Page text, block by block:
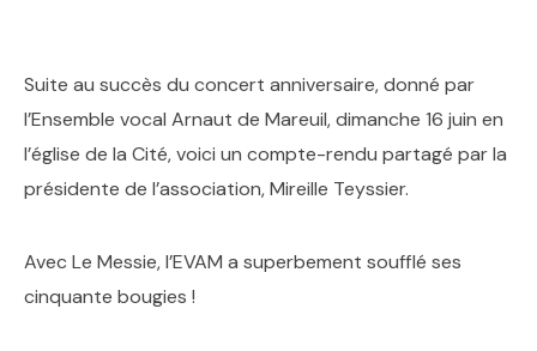
Suite au succès du concert anniversaire, donné par
l’Ensemble vocal Arnaut de Mareuil, dimanche 16 juin en
l’église de la Cité, voici un compte-rendu partagé par la
présidente de l’association, Mireille Teyssier.
Avec Le Messie, l’EVAM a superbement soufflé ses
cinquante bougies !